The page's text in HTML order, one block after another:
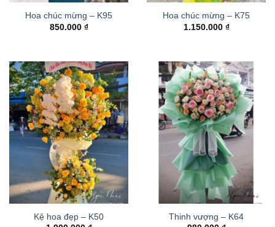
Hoa chúc mừng – K95
850.000 ₫
Hoa chúc mừng – K75
1.150.000 ₫
Kệ hoa đẹp – K50
Thinh vượng – K64